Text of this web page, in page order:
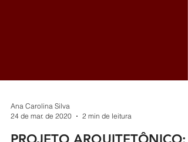
24 de mar. de 2020
2 min de leitura